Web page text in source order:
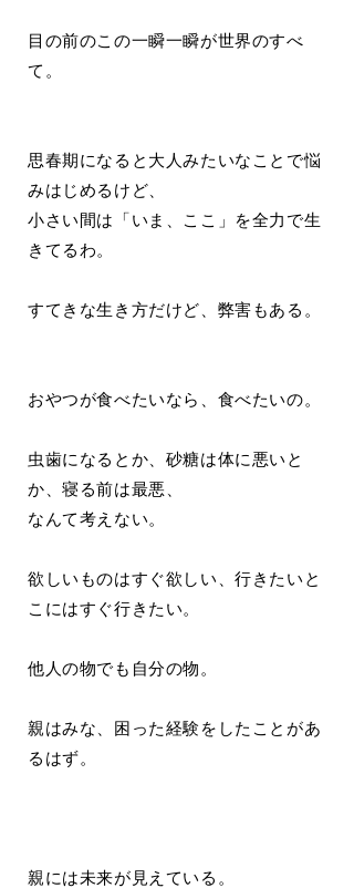
目の前のこの一瞬一瞬が世界のすべ
て。
思春期になると大人みたいなことで悩
みはじめるけど、
小さい間は「いま、ここ」を全力で生
きてるわ。
すてきな生き方だけど、弊害もある。
おやつが食べたいなら、食べたいの。
虫歯になるとか、砂糖は体に悪いと
か、寝る前は最悪、
なんて考えない。
欲しいものはすぐ欲しい、行きたいと
こにはすぐ行きたい。
他人の物でも自分の物。
親はみな、困った経験をしたことがあ
るはず。
親には未来が見えている。